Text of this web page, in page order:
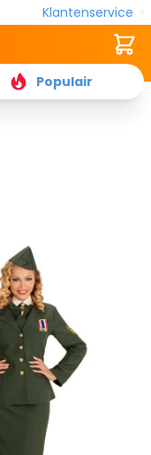
Klantenservice
Populair
Cart